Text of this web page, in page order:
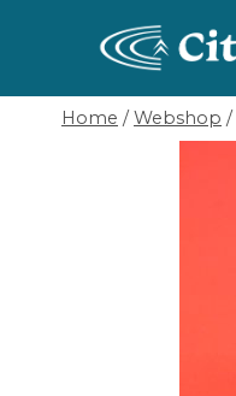
Home / Webshop /